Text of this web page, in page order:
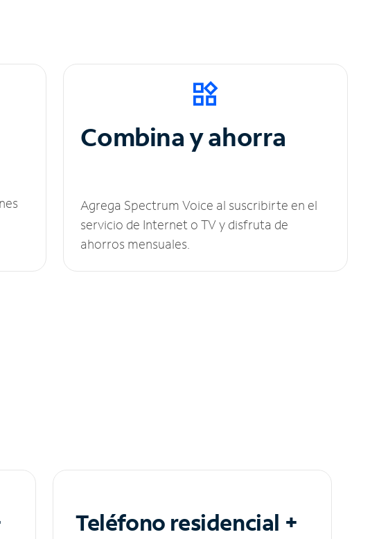
Combina y ahorra
Agrega Spectrum Voice al suscribirte en el
servicio de Internet o TV y disfruta de
ahorros mensuales.
Teléfono residencial +